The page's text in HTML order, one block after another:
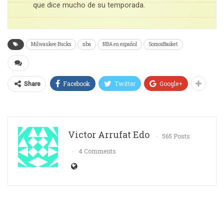
que dice mucho de su temporada.
Milwaukee Bucks nba NBA en español SomosBasket
Share Facebook Twitter Google+
Victor Arrufat Edo
565 Posts
4 Comments